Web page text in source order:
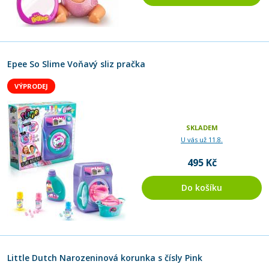
Epee So Slime Voňavý sliz pračka
VÝPRODEJ
SKLADEM
U vás už 11.8.
495 Kč
Do košíku
Little Dutch Narozeninová korunka s čísly Pink